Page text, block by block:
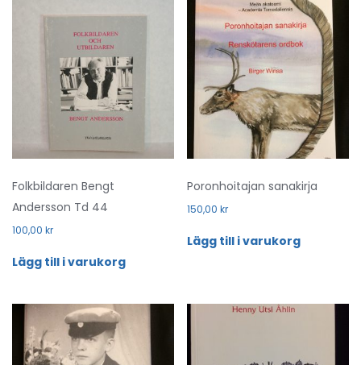
Folkbildaren Bengt
Andersson Td 44
100,00 kr
Lägg till i varukorg
Poronhoitajan sanakirja
150,00kr
Lägg till i varukorg